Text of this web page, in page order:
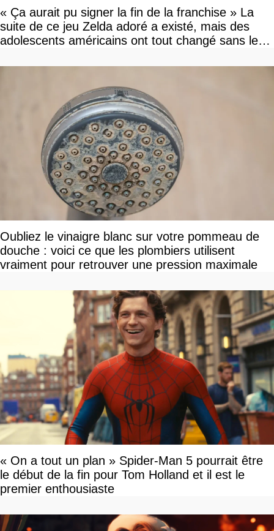
« Ça aurait pu signer la fin de la franchise » La
suite de ce jeu Zelda adoré a existé, mais des
adolescents américains ont tout changé sans le
Oubliez le vinaigre blanc sur votre pommeau de
douche : voici ce que les plombiers utilisent
vraiment pour retrouver une pression maximale
« On a tout un plan » Spider-Man 5 pourrait être
le début de la fin pour Tom Holland et il est le
premier enthousiaste